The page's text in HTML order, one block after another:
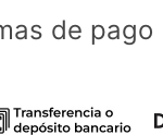
de pago